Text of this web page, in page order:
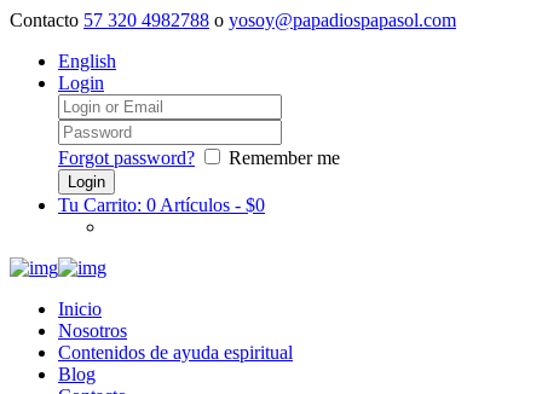
Contacto 57 320 4982788 o yosoy@papadiospapasol.com
English
Login
Forgot password? Remember me
Tu Carrito: 0 Artículos - $0
Inicio
Nosotros
Contenidos de ayuda espiritual
Blog